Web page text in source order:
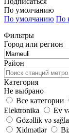
По умолчанию
По умолчанию По
Фильтры
Город или регион
Район
Категория
Не выбрано
Все категории
Elektronika
Ev
Gözəllik və
Xidmətlər